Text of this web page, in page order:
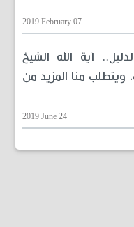
2019 February 07
آية الله الشيخ
ويتطلب منا المزيد من
2019 June 24